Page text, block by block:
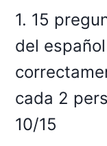
1. 15
del
cada 2
10/15